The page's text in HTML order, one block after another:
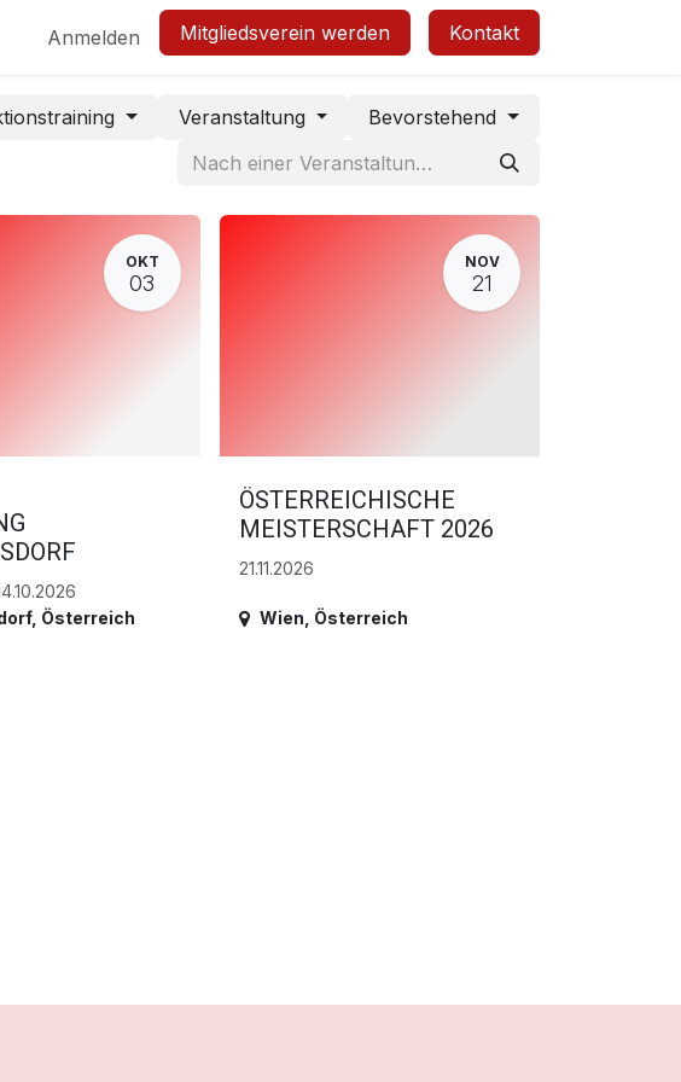
Anmelden Mitgliedsverein werden Kontakt
Veranstaltung Bevorstehend
OKT
03
, Österreich
NOV
21
ÖSTERREICHISCHE
MEISTERSCHAFT 2026
21.11.2026
Wien Österreich